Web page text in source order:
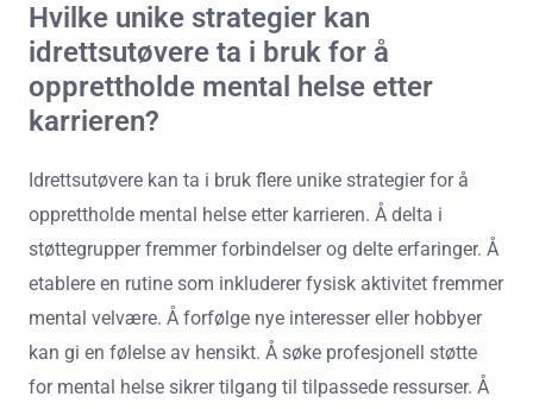
Hvilke unike strategier kan
idrettsutøvere ta i bruk for å
opprettholde mental helse etter
karrieren?
Idrettsutøvere kan ta i bruk flere unike strategier for å
opprettholde mental helse etter karrieren. Å delta i
støttegrupper fremmer forbindelser og delte erfaringer. Å
etablere en rutine som inkluderer fysisk aktivitet fremmer
mental velvære. Å forfølge nye interesser eller hobbyer
kan gi en følelse av hensikt. Å søke profesjonell støtte
for mental helse sikrer tilgang til tilpassede ressurser. Å